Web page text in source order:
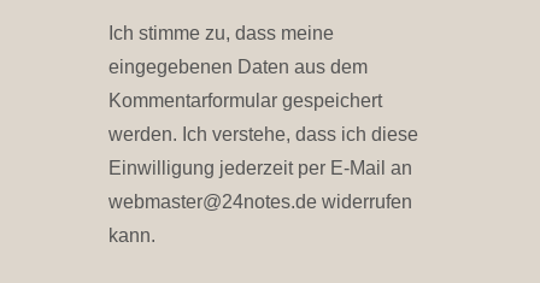
Ich stimme zu, dass meine
eingegebenen Daten aus dem
Kommentarformular gespeichert
werden. Ich verstehe, dass ich diese
Einwilligung jederzeit per E-Mail an
webmaster@24notes.de widerrufen
kann.